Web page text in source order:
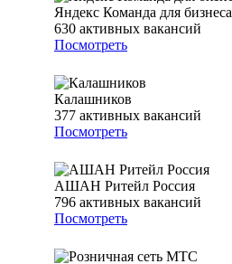
Яндекс Команда для бизнеса
630 активных вакансий
Посмотреть
Калашников
377 активных вакансий
Посмотреть
АШАН Ритейл Россия
796 активных вакансий
Посмотреть